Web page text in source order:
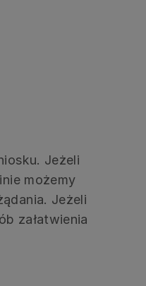
Jeżeli
możemy
Jeżeli
załatwienia